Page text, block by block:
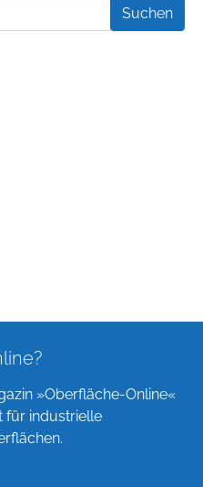
»Oberfläche-Online«
für industrielle